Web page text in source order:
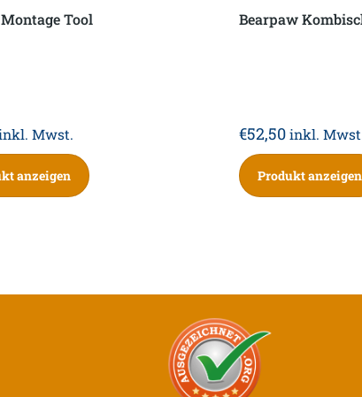
Tool
Mwst.
anzeigen
Bearpaw
€52,50 inkl.
Produkt anzeigen